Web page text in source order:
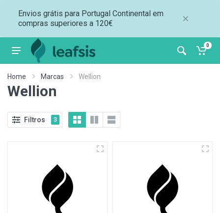
Envios grátis para Portugal Continental em
compras superiores a 120€
0
Home Marcas Wellion
Wellion
Filtros 3